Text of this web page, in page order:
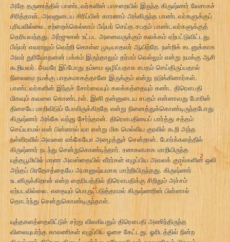
அதே தருணத்தில் பாண்டவர்களின் பாசறையில் இருந்த கிருஷ்ணர் லேசாகச்
சிரித்தான். அவனுடைய சிரிப்பின் காரணம் அங்கிருந்த பாண்டவர்களுக்குப்
புரியவில்லை. சற்றைக்கெல்லாம் பீஷ்மர் செய்த சபதம் பாண்டவர்களுக்குத்
தெரியவந்தது. அர்ஜுனன் உட்பட அனைவருக்கும் கலக்கம் ஏற்பட்டுவிட்டது.
பீஷ்மர் எவராலும் வெற்றி கொள்ள முடியாதவர் ஆயிற்றே. நன்றிக் கடனுக்காக
அவர் துரியோதனன் பக்கம் இருந்தாலும் தர்மம் வெல்லும் என்று நமக்கு ஆசி
கூறியவர். அவரே இப்போது நம்மை ஒழிப்பதாக சபதம் செய்திருப்பதால்
நிலைமை நமக்கு பாதகமாகத்தானே இருக்கும் என்று நடுங்கினார்கள்.
பாண்டவர்களின் இந்தச் சோர்வையும் கலக்கத்தையும் கண்ட திரௌபதி
மிகவும் கவலை கொண்டாள். இனி தன்னுடைய சபதம் என்னாவது போரின்
திசையே மாறிவிடும் போலிருக்கிறதே என்று நினைத்துக்கொண்டிருந்தபோது
கிருஷ்ணர் அங்கே வந்து சேர்ந்தான். திரௌபதியைப் பார்த்து சத்தம்
செய்யாமல் என் பின்னால் வா என்று மிக மெல்லிய குரலில் கூறி அந்த
நள்ளிரவில் அவளை எங்கேயோ அழைத்துச் சென்றான். போர்க்களத்தில்
கிருஷ்ணர் நடந்து சென்றுகொண்டிந்தார். ரணகளமாக மாறியிருந்த
யுத்தபூமியில் மரண அவஸ்தையில் வீரர்கள் எழுப்பிய அவலக் குரல்களின் ஒலி
அந்தப் பிரதேசத்தையே அமானுஷ்யமாக மாற்றியிருந்தது. கிருஷ்ணர்
உடனிருக்கிறான் என்ற தைரியத்தில் திரௌபதிக்கு சிறிதும் அச்சம்
ஏற்படவில்லை. எதையும் பொருட்படுத்தாமல் கிருஷ்ணரின் பின்னால்
தொடர்ந்து சென்றுகொண்டிருந்தாள்.
யுத்தகளத்தைவிட்டுச் சற்று விலகியதும் திரௌபதி அணிந்திருந்த
விலையுயர்ந்த காலணிகள் எழுப்பிய ஓசை கேட்டது. ஓரிடத்தில் நின்ற